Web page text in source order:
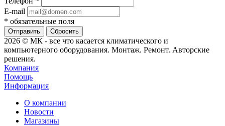
E-mail
* обязательные поля
Сбросить
2026 © МК - все что касается климатического и
компьютерного оборудования. Монтаж. Ремонт. Авторские
решения.
Компания
Помощь
Информация
О компании
Новости
Магазины